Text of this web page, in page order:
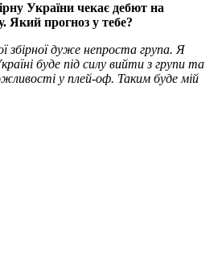
України чекає дебют на
Який прогноз у тебе?
збірної дуже непроста група. Я
буде під силу вийти з групи та
у плей-оф. Таким буде мій